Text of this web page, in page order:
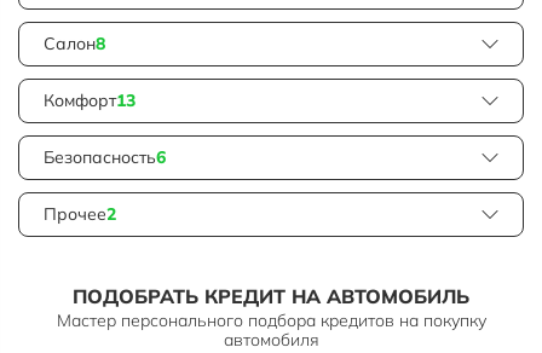
Салон8
Комфорт13
Безопасность6
Прочее2
ПОДОБРАТЬ КРЕДИТ НА АВТОМОБИЛЬ
Мастер персонального подбора кредитов на покупку
автомобиля